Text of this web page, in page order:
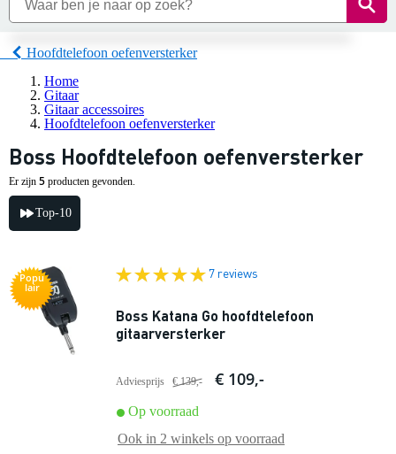
Hoofdtelefoon oefenversterker
Home
Gitaar
Gitaar accessoires
Hoofdtelefoon oefenversterker
Boss Hoofdtelefoon oefenversterker
Er zijn 5 producten gevonden.
Top-10
Popu
lair
7 reviews
Boss Katana Go hoofdtelefoon
gitaarversterker
Adviesprijs € 139,- € 109,-
Op voorraad
Ook in 2 winkels op voorraad